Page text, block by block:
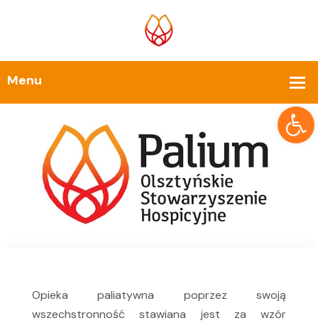
Opieka paliatywna poprzez swoją
wszechstronność stawiana jest za wzór